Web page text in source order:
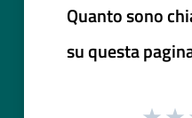
Quanto sono
su questa